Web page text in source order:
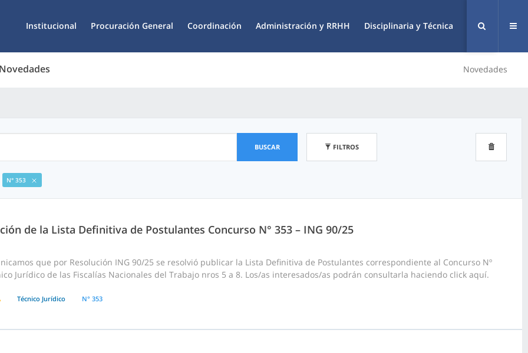
Institucional Procuración General Coordinación Administración y RRHH Disciplinaria y Técnica
Novedades
BUSCAR FILTROS
N° 353
de la Lista Definitiva de Postulantes Concurso N° 353 – ING 90/25
que por Resolución ING 90/25 se resolvió publicar la Lista Definitiva de Postulantes correspondiente al Concurso Nº
Jurídico de las Fiscalías Nacionales del Trabajo nros 5 a 8. Los/as interesados/as podrán consultarla haciendo click aquí.
Técnico Jurídico N° 353